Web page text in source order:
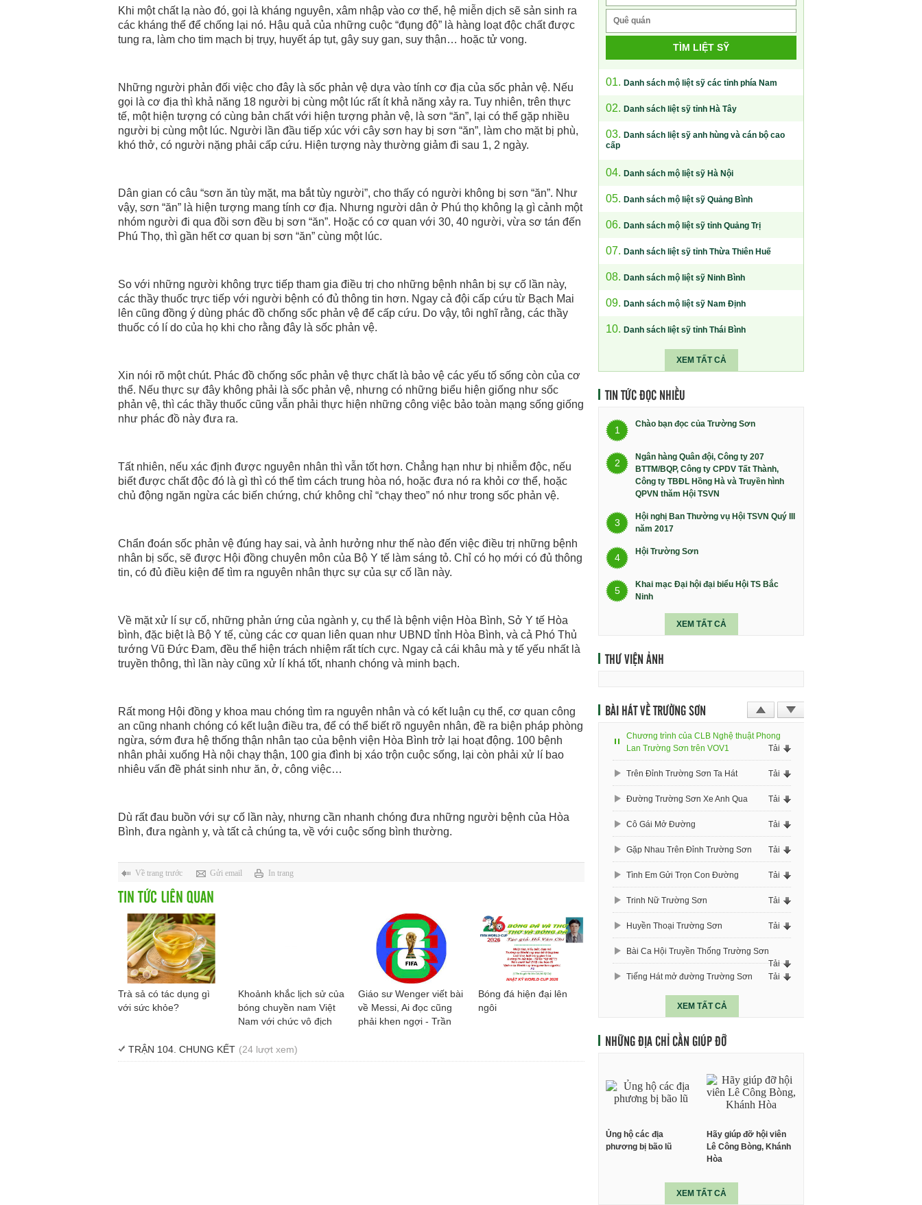
Khi một chất lạ nào đó, gọi là kháng nguyên, xâm nhập vào cơ thể, hệ miễn dịch sẽ sản sinh ra
các kháng thể để chống lại nó. Hậu quả của những cuộc “đụng độ” là hàng loạt độc chất được
tung ra, làm cho tim mạch bị trụy, huyết áp tụt, gây suy gan, suy thận… hoặc tử vong.
Những người phản đối việc cho đây là sốc phản vệ dựa vào tính cơ địa của sốc phản vệ. Nếu
gọi là cơ địa thì khả năng 18 người bị cùng một lúc rất ít khả năng xảy ra. Tuy nhiên, trên thực
tế, một hiện tượng có cùng bản chất với hiện tượng phản vệ, là sơn “ăn”, lại có thể gặp nhiều
người bị cùng một lúc. Người lần đầu tiếp xúc với cây sơn hay bị sơn “ăn”, làm cho mặt bị phù,
khó thở, có người nặng phải cấp cứu. Hiện tượng này thường giảm đi sau 1, 2 ngày.
Dân gian có câu “sơn ăn tùy mặt, ma bắt tùy người”, cho thấy có người không bị sơn “ăn”. Như
vậy, sơn “ăn” là hiện tượng mang tính cơ địa. Nhưng người dân ở Phú thọ không lạ gì cảnh một
nhóm người đi qua đồi sơn đều bị sơn “ăn”. Hoặc có cơ quan với 30, 40 người, vừa sơ tán đến
Phú Thọ, thì gần hết cơ quan bị sơn “ăn” cùng một lúc.
So với những người không trực tiếp tham gia điều trị cho những bệnh nhân bị sự cố lần này,
các thầy thuốc trực tiếp với người bệnh có đủ thông tin hơn. Ngay cả đội cấp cứu từ Bạch Mai
lên cũng đồng ý dùng phác đồ chống sốc phản vệ để cấp cứu. Do vậy, tôi nghĩ rằng, các thầy
thuốc có lí do của họ khi cho rằng đây là sốc phản vệ.
Xin nói rõ một chút. Phác đồ chống sốc phản vệ thực chất là bảo vệ các yếu tố sống còn của cơ
thể. Nếu thực sự đây không phải là sốc phản vệ, nhưng có những biểu hiện giống như sốc
phản vệ, thì các thầy thuốc cũng vẫn phải thực hiện những công việc bảo toàn mạng sống giống
như phác đồ này đưa ra.
Tất nhiên, nếu xác định được nguyên nhân thì vẫn tốt hơn. Chẳng hạn như bị nhiễm độc, nếu
biết được chất độc đó là gì thì có thể tìm cách trung hòa nó, hoặc đưa nó ra khỏi cơ thể, hoặc
chủ động ngăn ngừa các biến chứng, chứ không chỉ “chạy theo” nó như trong sốc phản vệ.
Chẩn đoán sốc phản vệ đúng hay sai, và ảnh hưởng như thế nào đến việc điều trị những bệnh
nhân bị sốc, sẽ được Hội đồng chuyên môn của Bộ Y tế làm sáng tỏ. Chỉ có họ mới có đủ thông
tin, có đủ điều kiện để tìm ra nguyên nhân thực sự của sự cố lần này.
Về mặt xử lí sự cố, những phản ứng của ngành y, cụ thể là bệnh viện Hòa Bình, Sở Y tế Hòa
bình, đặc biệt là Bộ Y tế, cùng các cơ quan liên quan như UBND tỉnh Hòa Bình, và cả Phó Thủ
tướng Vũ Đức Đam, đều thể hiện trách nhiệm rất tích cực. Ngay cả cái khâu mà y tế yếu nhất là
truyền thông, thì lần này cũng xử lí khá tốt, nhanh chóng và minh bạch.
Rất mong Hội đồng y khoa mau chóng tìm ra nguyên nhân và có kết luận cụ thể, cơ quan công
an cũng nhanh chóng có kết luận điều tra, để có thể biết rõ nguyên nhân, đề ra biện pháp phòng
ngừa, sớm đưa hệ thống thận nhân tạo của bệnh viện Hòa Bình trở lại hoạt động. 100 bệnh
nhân phải xuống Hà nội chạy thận, 100 gia đình bị xáo trộn cuộc sống, lại còn phải xử lí bao
nhiêu vấn đề phát sinh như ăn, ở, công việc…
Dù rất đau buồn với sự cố lần này, nhưng cần nhanh chóng đưa những người bệnh của Hòa
Bình, đưa ngành y, và tất cả chúng ta, về với cuộc sống bình thường.
Về trang trước Gửi email In trang
TIN TỨC LIÊN QUAN
Trà sả có tác dụng gì
với sức khỏe?
Khoảnh khắc lịch sử của
bóng chuyền nam Việt
Nam với chức vô địch
Giáo sư Wenger viết bài
về Messi, Ai đọc cũng
phải khen ngợi - Trần
Bóng đá hiện đại lên
ngôi
TRẬN 104. CHUNG KẾT (24 lượt xem)
TÌM LIỆT SỸ
01. Danh sách mộ liệt sỹ các tỉnh phía Nam
02. Danh sách liệt sỹ tỉnh Hà Tây
03. Danh sách liệt sỹ anh hùng và cán bộ cao
cấp
04. Danh sách mộ liệt sỹ Hà Nội
05. Danh sách mộ liệt sỹ Quảng Bình
06. Danh sách mộ liệt sỹ tỉnh Quảng Trị
07. Danh sách liệt sỹ tỉnh Thừa Thiên Huế
08. Danh sách mộ liệt sỹ Ninh Bình
09. Danh sách mộ liệt sỹ Nam Định
10. Danh sách liệt sỹ tỉnh Thái Bình
XEM TẤT CẢ
TIN TỨC ĐỌC NHIỀU
1
Chào bạn đọc của Trường Sơn
2
Ngân hàng Quân đội, Công ty 207
BTTM/BQP, Công ty CPDV Tất Thành,
Công ty TBĐL Hồng Hà và Truyền hình
QPVN thăm Hội TSVN
3
Hội nghị Ban Thường vụ Hội TSVN Quý III
năm 2017
4
Hội Trường Sơn
5
Khai mạc Đại hội đại biểu Hội TS Bắc
Ninh
XEM TẤT CẢ
THƯ VIỆN ẢNH
BÀI HÁT VỀ TRƯỜNG SƠN
Chương trình của CLB Nghệ thuật Phong
Lan Trường Sơn trên VOV1
Tải
Trên Đỉnh Trường Sơn Ta Hát Tải
Đường Trường Sơn Xe Anh Qua Tải
Cô Gái Mở Đường Tải
Gặp Nhau Trên Đỉnh Trường Sơn Tải
Tình Em Gửi Trọn Con Đường Tải
Trinh Nữ Trường Sơn Tải
Huyền Thoại Trường Sơn Tải
Bài Ca Hội Truyền Thống Trường Sơn
Tải
Tiếng Hát mở đường Trường Sơn
Tải
XEM TẤT CẢ
NHỮNG ĐỊA CHỈ CẦN GIÚP ĐỠ
Ủng hộ các địa
phương bị bão lũ
Hãy giúp đỡ hội viên
Lê Công Bòng, Khánh
Hòa
XEM TẤT CẢ